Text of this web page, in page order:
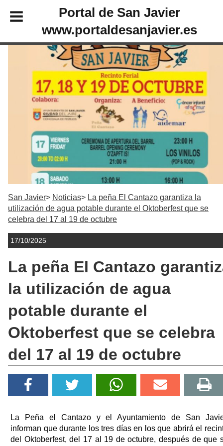
Portal de San Javier
www.portaldesanjavier.es
San Javier Noticias
La peña El Cantazo garantiza la
utilización de agua potable durante el Oktoberfest que se
celebra del 17 al 19 de octubre
17/10/2025
La peña El Cantazo
la utilización de agua
potable durante el
Oktoberfest que se celebra
del 17 al 19 de octubre
La Peña el Cantazo y el Ayuntamiento de San
informan que durante los tres días en los que abrirá el
del Oktoberfest, del 17 al 19 de octubre, después de que